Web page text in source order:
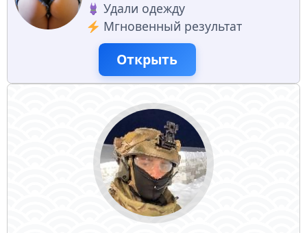
Удали одежду
Мгновенный результат
Открыть